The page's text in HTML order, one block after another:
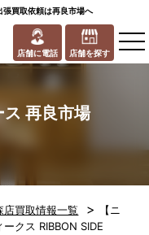
買取依頼は再良市場へ
店舗に電話 店舗を探す
ス 再良市場
店買取情報一覧 >
【ニ
クス RIBBON SIDE